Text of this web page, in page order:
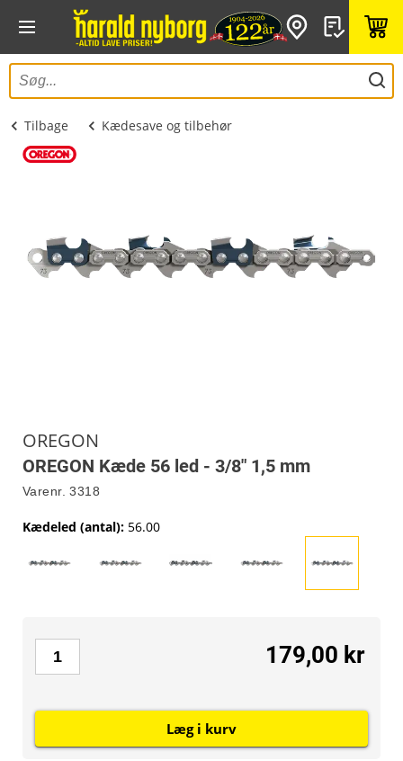
Tilbage Kædesave og tilbehør
OREGON
OREGON Kæde 56 led - 3/8" 1,5 mm
Varenr. 3318
Kædeled (antal): 56.00
179,00 kr
Læg i kurv